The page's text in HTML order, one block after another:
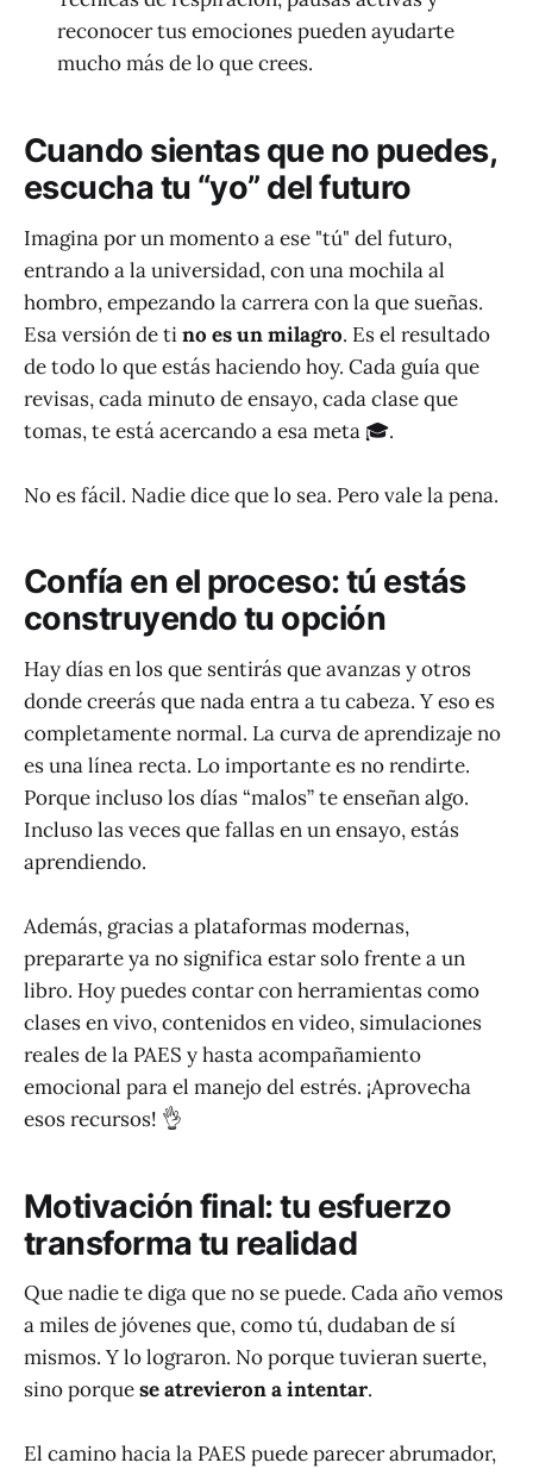
reconocer tus emociones pueden ayudarte
mucho más de lo que crees.
Cuando sientas que no puedes,
escucha tu “yo” del futuro
Imagina por un momento a ese "tú" del futuro,
entrando a la universidad, con una mochila al
hombro, empezando la carrera con la que sueñas.
Esa versión de tino es un milagro. Es el resultado
de todo lo que estás haciendo hoy. Cada guía que
revisas, cada minuto de ensayo, cada clase que
tomas, te está acercando a esa meta 🎓.
No es fácil. Nadie dice que lo sea. Pero vale la pena.
Confía en el proceso: tú estás
construyendo tu opción
Hay días en los que sentirás que avanzas y otros
donde creerás que nada entra a tu cabeza. Y eso es
completamente normal. La curva de aprendizaje no
es una línea recta. Lo importante es no rendirte.
Porque incluso los días “malos” te enseñan algo.
Incluso las veces que fallas en un ensayo, estás
aprendiendo.
Además, gracias a plataformas modernas,
prepararte ya no significa estar solo frente a un
libro. Hoy puedes contar con herramientas como
clases en vivo, contenidos en video, simulaciones
reales de la PAES y hasta acompañamiento
emocional para el manejo del estrés. ¡Aprovecha
esos recursos! 👌
Motivación final: tu esfuerzo
transforma tu realidad
Que nadie te diga que no se puede. Cada año vemos
a miles de jóvenes que, como tú, dudaban de sí
mismos. Y lo lograron. No porque tuvieran suerte,
sino porquese atrevieron a intentar.
El camino hacia la PAES puede parecer abrumador,